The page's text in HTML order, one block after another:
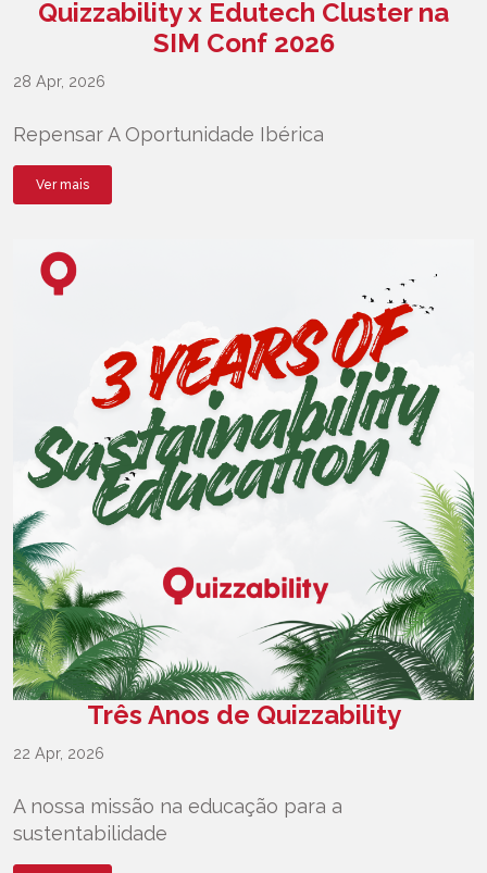
Quizzability x Edutech Cluster na
SIM Conf 2026
28 Apr, 2026
Repensar A Oportunidade Ibérica
Ver mais
Três Anos de Quizzability
22 Apr, 2026
A nossa missão na educação para a
sustentabilidade